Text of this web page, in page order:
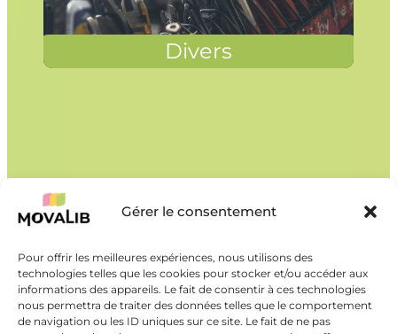
Gérer le consentement
Pour offrir les meilleures expériences, nous utilisons des
technologies telles que les cookies pour stocker et/ou accéder aux
informations des appareils. Le fait de consentir à ces technologies
nous permettra de traiter des données telles que le comportement
de navigation ou les ID uniques sur ce site. Le fait de ne pas
Divers